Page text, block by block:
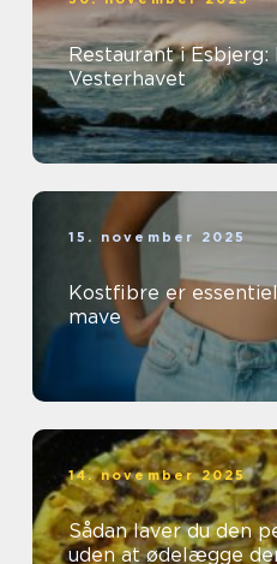
Restaurant i Esbjerg:
Vesterhavet
15. november 2025
Kostfibre er
mave
14. november 2025
Sådan laver du den
uden at ødelægge